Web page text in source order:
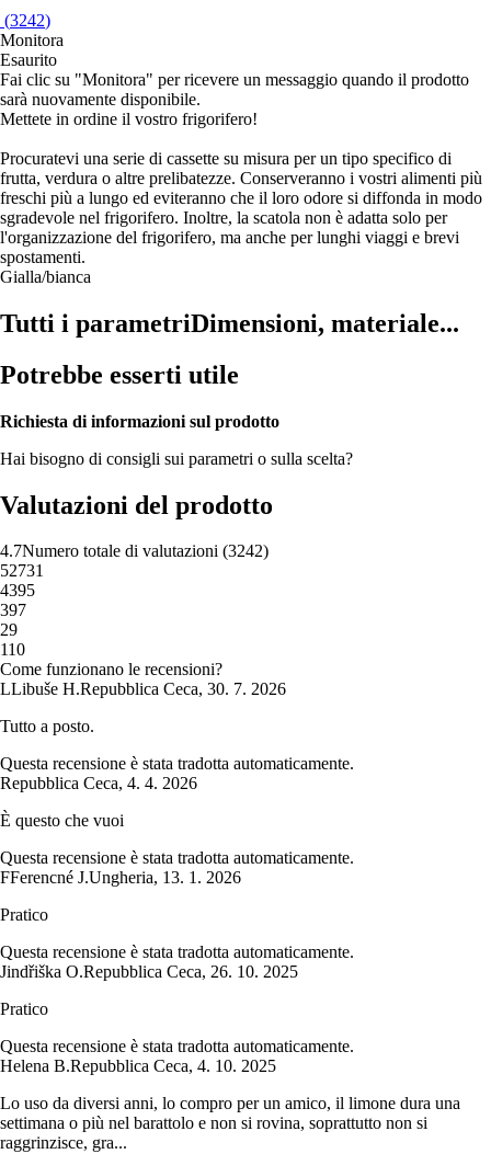
(3242)
Monitora
Esaurito
Fai clic su "Monitora" per ricevere un messaggio quando il prodotto
sarà nuovamente disponibile.
Mettete in ordine il vostro frigorifero!
Procuratevi una serie di cassette su misura per un tipo specifico di
frutta, verdura o altre prelibatezze. Conserveranno i vostri alimenti più
freschi più a lungo ed eviteranno che il loro odore si diffonda in modo
sgradevole nel frigorifero. Inoltre, la scatola non è adatta solo per
l'organizzazione del frigorifero, ma anche per lunghi viaggi e brevi
spostamenti.
Gialla/bianca
Tutti i parametriDimensioni, materiale...
Potrebbe esserti utile
Richiesta di informazioni sul prodotto
Hai bisogno di consigli sui parametri o sulla scelta?
Valutazioni del prodotto
4.7Numero totale di valutazioni (3242)
52731
4395
397
29
110
Come funzionano le recensioni?
LLibuše H.Repubblica Ceca, 30. 7. 2026
Tutto a posto.
Questa recensione è stata tradotta automaticamente.
Repubblica Ceca, 4. 4. 2026
È questo che vuoi
Questa recensione è stata tradotta automaticamente.
FFerencné J.Ungheria, 13. 1. 2026
Pratico
Questa recensione è stata tradotta automaticamente.
Jindřiška O.Repubblica Ceca, 26. 10. 2025
Pratico
Questa recensione è stata tradotta automaticamente.
Helena B.Repubblica Ceca, 4. 10. 2025
Lo uso da diversi anni, lo compro per un amico, il limone dura una
settimana o più nel barattolo e non si rovina, soprattutto non si
raggrinzisce, gra...